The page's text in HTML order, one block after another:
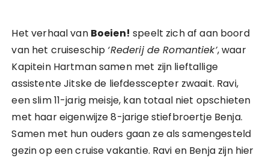
Het verhaal van Boeien! speelt zich af aan boord
van het cruiseschip ‘Rederij de Romantiek’, waar
Kapitein Hartman samen met zijn lieftallige
assistente Jitske de liefdesscepter zwaait. Ravi,
een slim 11-jarig meisje, kan totaal niet opschieten
met haar eigenwijze 8-jarige stiefbroertje Benja.
Samen met hun ouders gaan ze als samengesteld
gezin op een cruise vakantie. Ravi en Benja zijn hier